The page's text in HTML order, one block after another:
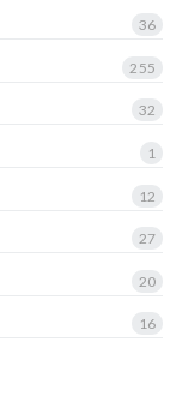
36
255
32
1
12
27
20
16